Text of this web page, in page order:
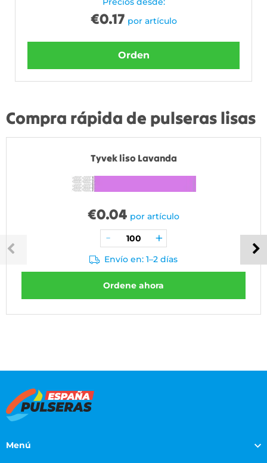
€0.17 por artículo
Orden
Compra rápida de pulseras lisas
Tyvek liso Lavanda
€0.04 por artículo
Envío en: 1–2 días
Ordene ahora
Menú